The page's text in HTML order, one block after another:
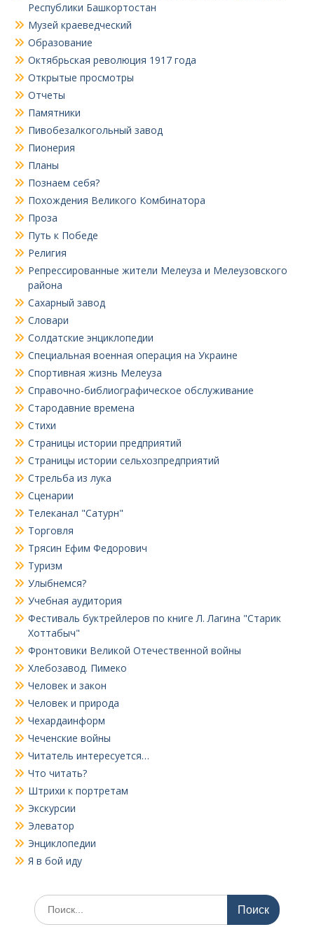
Республики Башкортостан
Музей краеведческий
Образование
Октябрьская революция 1917 года
Открытые просмотры
Отчеты
Памятники
Пивобезалкогольный завод
Пионерия
Планы
Познаем себя?
Похождения Великого Комбинатора
Проза
Путь к Победе
Религия
Репрессированные жители Мелеуза и Мелеузовского
района
Сахарный завод
Словари
Солдатские энциклопедии
Специальная военная операция на Украине
Спортивная жизнь Мелеуза
Справочно-библиографическое обслуживание
Стародавние времена
Стихи
Страницы истории предприятий
Страницы истории сельхозпредприятий
Стрельба из лука
Сценарии
Телеканал "Сатурн"
Торговля
Трясин Ефим Федорович
Туризм
Улыбнемся?
Учебная аудитория
Фестиваль буктрейлеров по книге Л. Лагина "Старик
Хоттабыч"
Фронтовики Великой Отечественной войны
Хлебозавод. Пимеко
Человек и закон
Человек и природа
Чехардаинформ
Чеченские войны
Читатель интересуется…
Что читать?
Штрихи к портретам
Экскурсии
Элеватор
Энциклопедии
Я в бой иду
Поиск
по: